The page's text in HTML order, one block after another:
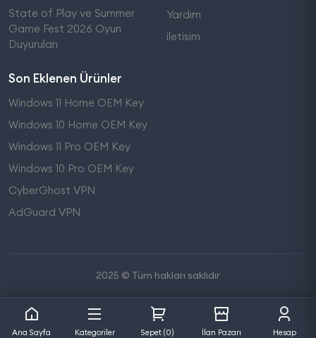
Ana Sayfa Kategoriler Sepet (0) İlan Pazarı Hesap
State of Play ve Summer
Game Fest 2026 Oyun
Duyuruları
Yardım
iletisim
Son Eklenen Ürünler
Windows 11 Home OEM Key
Windows 10 Home OEM Key
Windows 11 Pro OEM Key
Windows 10 Pro OEM Key
CyberGhost VPN
AdGuard VPN
2025 © Tüm hakları saklıdır